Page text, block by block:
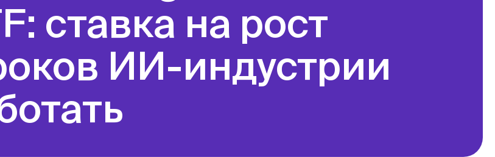
cтавка на рост
ИИ-индустрии